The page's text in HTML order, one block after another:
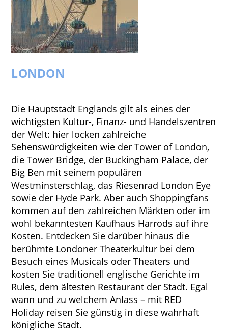
LONDON
Die Hauptstadt Englands gilt als eines der
wichtigsten Kultur-, Finanz- und Handelszentren
der Welt: hier locken zahlreiche
Sehenswürdigkeiten wie der Tower of London,
die Tower Bridge, der Buckingham Palace, der
Big Ben mit seinem populären
Westminsterschlag, das Riesenrad London Eye
sowie der Hyde Park. Aber auch Shoppingfans
kommen auf den zahlreichen Märkten oder im
wohl bekanntesten Kaufhaus Harrods auf ihre
Kosten. Entdecken Sie darüber hinaus die
berühmte Londoner Theaterkultur bei dem
Besuch eines Musicals oder Theaters und
kosten Sie traditionell englische Gerichte im
Rules, dem ältesten Restaurant der Stadt. Egal
wann und zu welchem Anlass – mit RED
Holiday reisen Sie günstig in diese wahrhaft
königliche Stadt.